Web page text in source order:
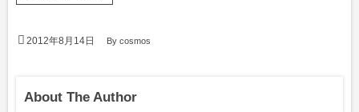
2012年8月14日 Bycosmos
About The Author